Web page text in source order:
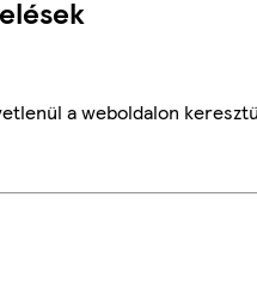
a weboldalon